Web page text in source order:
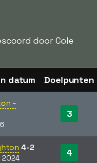
door Cole
datum Doelpunten
-
3
4-2 4